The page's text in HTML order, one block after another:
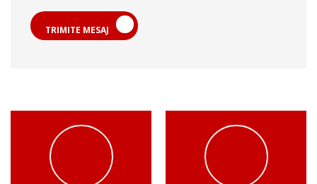
TRIMITE MESAJ